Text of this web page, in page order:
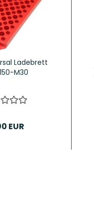
Ladebrett
M30
EUR